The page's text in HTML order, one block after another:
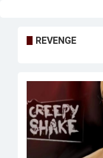
REVENGE